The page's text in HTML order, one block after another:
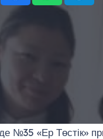
№35 «Ер Төстік»